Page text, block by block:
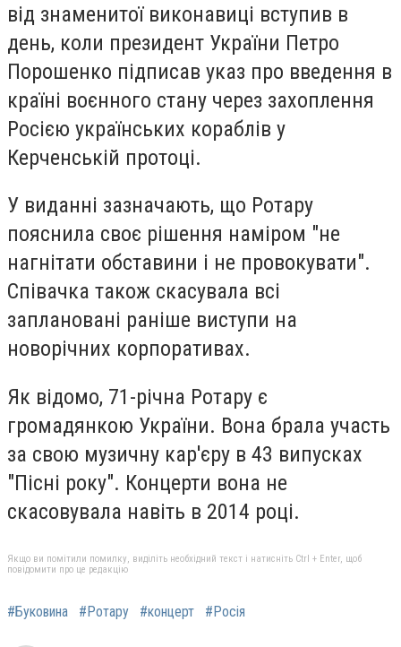
від знаменитої виконавиці вступив в
день, коли президент України Петро
Порошенко підписав указ про введення в
країні воєнного стану через захоплення
Росією українських кораблів у
Керченській протоці.
У виданні зазначають, що Ротару
пояснила своє рішення наміром "не
нагнітати обставини і не провокувати".
Співачка також скасувала всі
заплановані раніше виступи на
новорічних корпоративах.
Як відомо, 71-річна Ротару є
громадянкою України. Вона брала участь
за свою музичну кар'єру в 43 випусках
"Пісні року". Концерти вона не
скасовувала навіть в 2014 році.
Якщо ви помітили помилку, виділіть необхідний текст і натисніть Ctrl + Enter, щоб
повідомити про це редакцію
#Буковина #Ротару #концерт #Росія